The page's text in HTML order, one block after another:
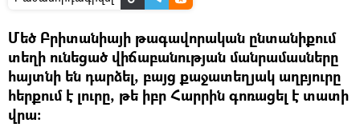
Մեծ Բրիտանիայի թագավորական ընտանիքում
տեղի ունեցած վիճաբանության մանրամասները
հայտնի են դարձել, բայց քաջատեղյակ աղբյուրը
հերքում է լուրը, թե իբր Հարրին գոռացել է տատի
վրա։